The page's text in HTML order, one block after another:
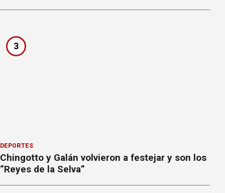
3
DEPORTES
Chingotto y Galán volvieron a festejar y son los
“Reyes de la Selva”